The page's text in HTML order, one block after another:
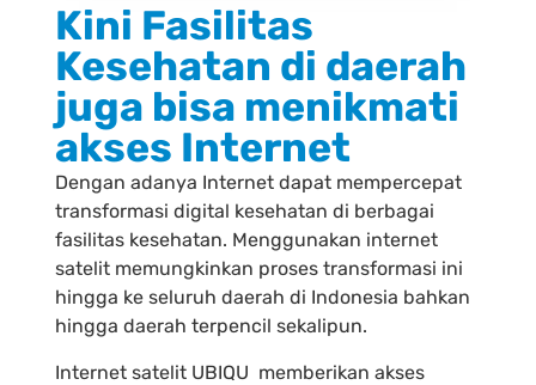
Kini Fasilitas
Kesehatan di daerah
juga bisa menikmati
akses Internet
Dengan adanya Internet dapat mempercepat
transformasi digital kesehatan di berbagai
fasilitas kesehatan. Menggunakan internet
satelit memungkinkan proses transformasi ini
hingga ke seluruh daerah di Indonesia bahkan
hingga daerah terpencil sekalipun.
Internet satelit UBIQU memberikan akses